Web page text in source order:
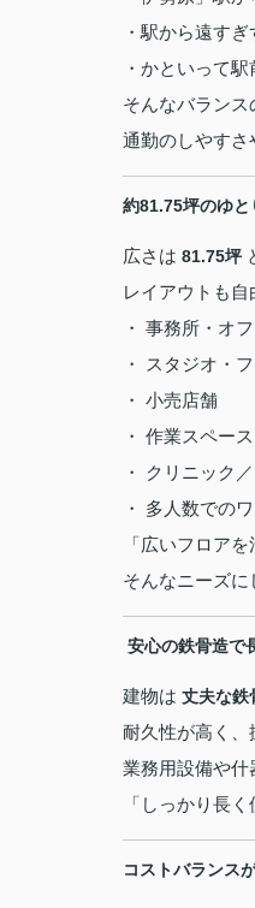
・駅から遠すぎ
・かといって
そんなバランス
通勤のしやすさ
約81.75坪のゆと
広さは 81.75坪
レイアウトも
・ 事務所・オ
・️ スタジオ・
・️ 小売店舗
・️ 作業スペー
・ クリニック
・ 多人数での
「広いフロア
そんなニーズに
安心の鉄骨造で
建物は 丈夫な鉄
耐久性が高く、
業務用設備や什
「しっかり長
コストバランス